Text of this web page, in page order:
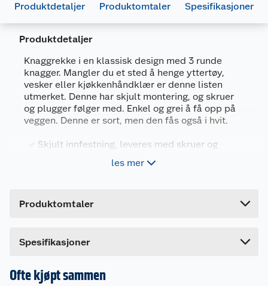
Produktdetaljer Produktomtaler Spesifikasjoner
Produktdetaljer
Knaggrekke i en klassisk design med 3 runde
knagger. Mangler du et sted å henge yttertøy,
vesker eller kjøkkenhåndklær er denne listen
utmerket. Denne har skjult montering, og skruer
og plugger følger med. Enkel og grei å få opp på
veggen. Denne er sort, men den fås også i hvit.
Skjult innfestning, leveres med skruer og
Med 3 knagger
Egenskaper
Materiale: Pulverlakkert stål
les mer
Produktomtaler
Dette produktet har ikke fått noen omtale ennå.
en omtale.
Spesifikasjoner
Generelt
Artikkelnummer
5708614124932
Ofte kjøpt sammen